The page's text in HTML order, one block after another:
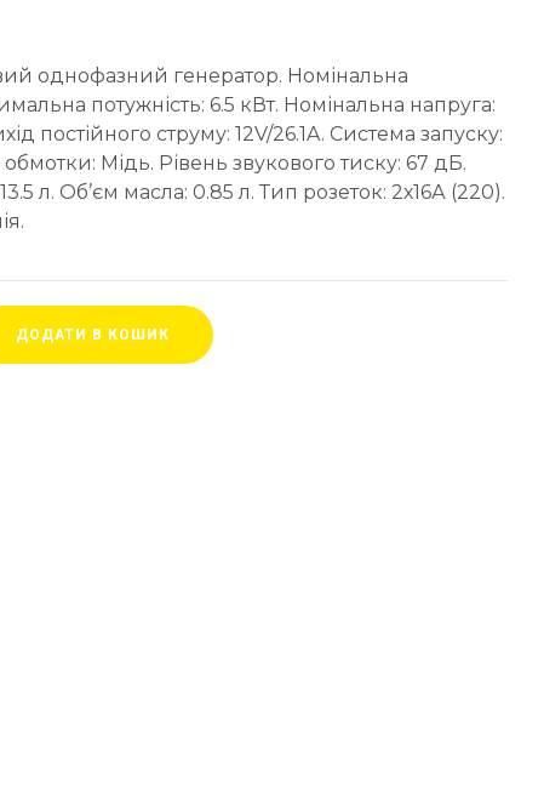
однофазний генератор. Номінальна
потужність: 6.5 кВт. Номінальна напруга:
постійного струму: 12V/26.1A. Система запуску:
обмотки: Мідь. Рівень звукового тиску: 67 дБ.
л. Об’єм масла: 0.85 л. Тип розеток: 2х16А (220).
ДОДАТИ В КОШИК